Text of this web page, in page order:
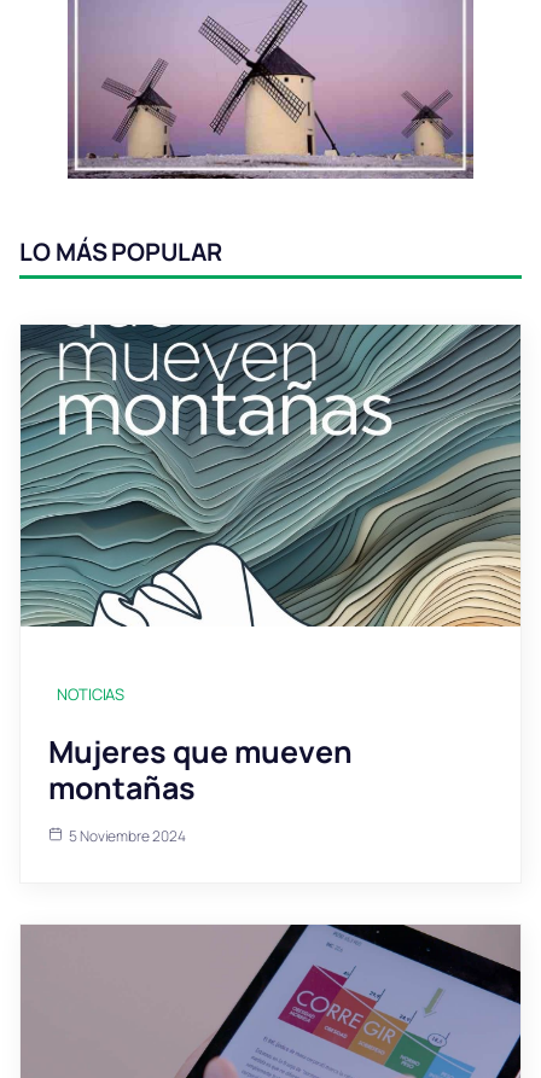
LO MÁS POPULAR
NOTICIAS
Mujeres que mueven
montañas
5 Noviembre 2024